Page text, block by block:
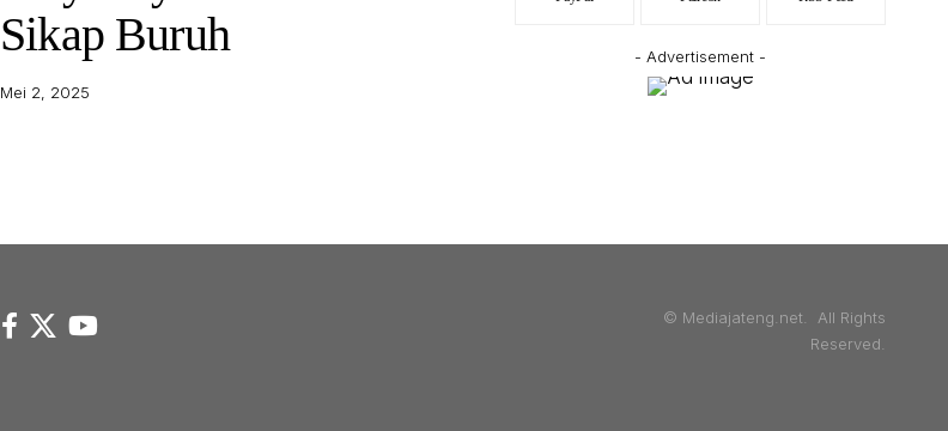
Sikap Buruh
Mei 2, 2025
- Advertisement -
© Mediajateng.net. All Rights
Reserved.